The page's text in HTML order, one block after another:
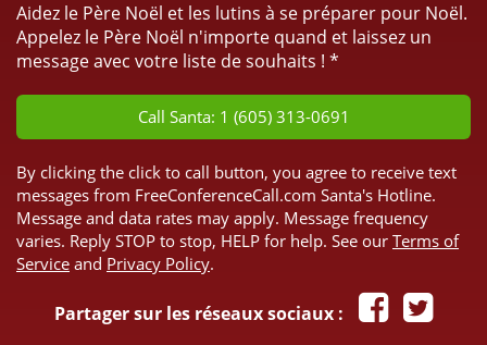
Aidez le Père Noël et les lutins à se préparer pour Noël.
Appelez le Père Noël n'importe quand et laissez un
message avec votre liste de souhaits ! *
Call Santa: 1 (605) 313-0691
By clicking the click to call button, you agree to receive text
messages from FreeConferenceCall.com Santa's Hotline.
Message and data rates may apply. Message frequency
varies. Reply STOP to stop, HELP for help. See our Terms of
Service and Privacy Policy.
Partager sur les réseaux sociaux :